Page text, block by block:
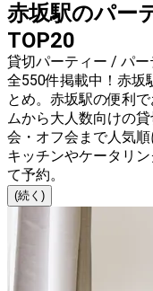
赤坂駅のパー
TOP20
貸切パーティー / パー
全550件掲載中！赤坂
とめ。赤坂駅の便利
ムから大人数向けの
会・オフ会まで人気
キッチンやケータリ
て予約。
(続く)